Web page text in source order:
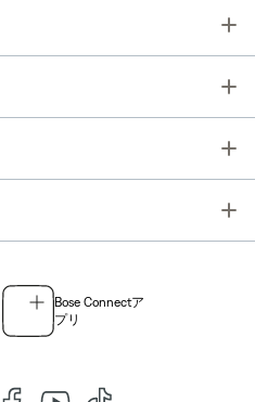
Bose Connectア
プリ